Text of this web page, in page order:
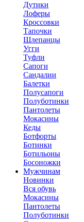
Дутики
Лоферы
Кроссовки
Тапочки
Шлепанцы
Угги
Туфли
Сапоги
Сандалии
Балетки
Полусапоги
Полуботинки
Пантолеты
Мокасины
Кеды
Ботфорты
Ботинки
Ботильоны
Босоножки
Мужчинам
Новинки
Вся обувь
Мокасины
Пантолеты
Полуботинки